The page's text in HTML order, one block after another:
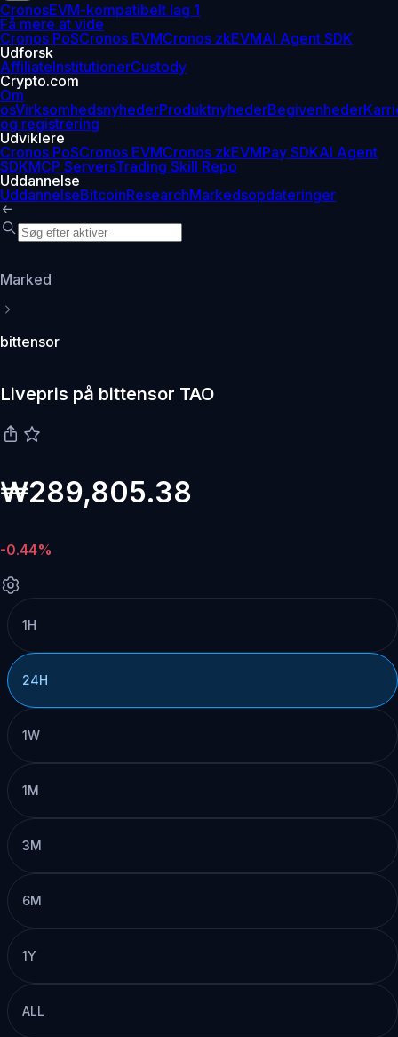
CronosEVM-kompatibelt lag 1
Få mere at vide
Cronos PoSCronos EVMCronos zkEVMAI Agent SDK
Udforsk
AffiliateInstitutionerCustody
Crypto.com
Om
osVirksomhedsnyhederProduktnyhederBegivenheder
og registrering
Udviklere
Cronos PoSCronos EVMCronos zkEVMPay SDKAI Agent
SDKMCP ServersTrading Skill Repo
Uddannelse
UddannelseBitcoinResearchMarkedsopdateringer
Marked
bittensor
Livepris på bittensor TAO
₩289,805.38
-0.44%
1H
24H
1W
1M
3M
6M
1Y
ALL